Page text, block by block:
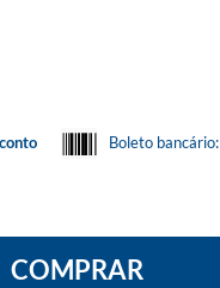
Boleto bancário:
COMPRAR